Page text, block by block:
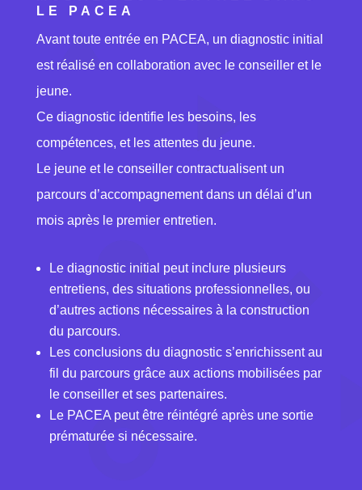
LE PACEA
Avant toute entrée en PACEA, un diagnostic initial
est réalisé en collaboration avec le conseiller et le
jeune.
Ce diagnostic identifie les besoins, les
compétences, et les attentes du jeune.
Le jeune et le conseiller contractualisent un
parcours d’accompagnement dans un délai d’un
mois après le premier entretien.
Le diagnostic initial peut inclure plusieurs
entretiens, des situations professionnelles, ou
d’autres actions nécessaires à la construction
du parcours.
Les conclusions du diagnostic s’enrichissent au
fil du parcours grâce aux actions mobilisées par
le conseiller et ses partenaires.
Le PACEA peut être réintégré après une sortie
prématurée si nécessaire.